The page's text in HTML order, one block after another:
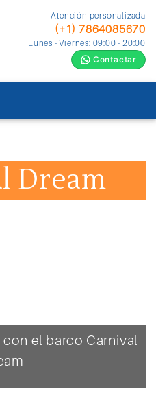
Atención personalizada
(+1) 7864085670
Lunes - Viernes: 09:00 - 20:00
Contactar
Dream
el barco Carnival